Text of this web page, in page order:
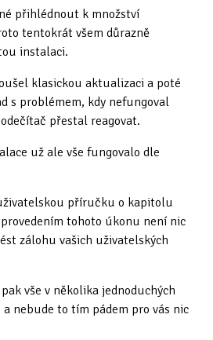
přihlédnout k množství
tentokrát všem důrazně
instalaci.
klasickou aktualizaci a poté
s problémem, kdy nefungoval
přestal reagovat.
už ale vše fungovalo dle
příručku o kapitolu
tohoto úkonu není nic
zálohu vašich uživatelských
vše v několika jednoduchých
nebude to tím pádem pro vás nic